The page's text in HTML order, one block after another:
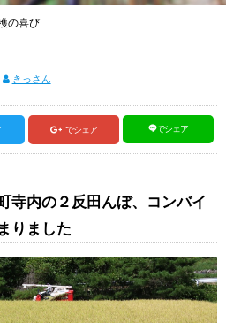
の喜び
きっさん
でシェア でシェア
寺内の２反田んぼ、コンバイ
りました